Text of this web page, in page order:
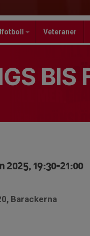
Veteraner
BIS
2025, 19:30-21:00
Barackerna